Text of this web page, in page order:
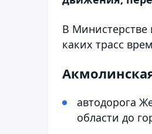
В Министерстве
каких трасс
автодорога
области до